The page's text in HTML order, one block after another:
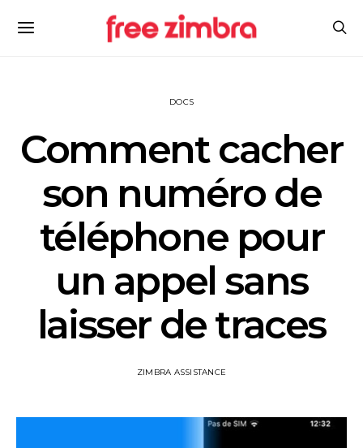
DOCS
Comment cacher
son numéro de
téléphone pour
un appel sans
laisser de traces
ZIMBRA ASSISTANCE